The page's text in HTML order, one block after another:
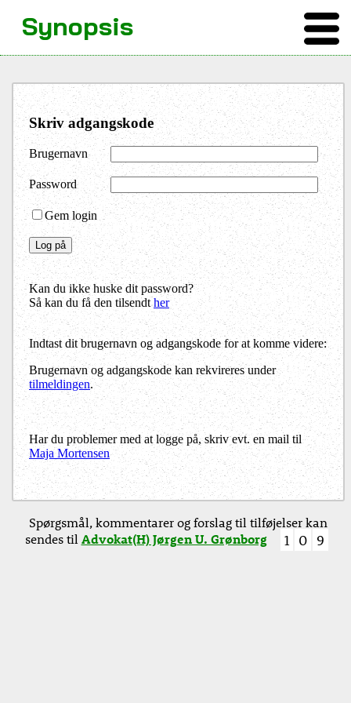
Skriv adgangskode
Brugernavn
Password
Gem login
Kan du ikke huske dit password?
Så kan du få den tilsendther
Indtast dit brugernavn og adgangskode for at komme videre:
Brugernavn og adgangskode kan rekvireres under
tilmeldingen.
Har du problemer med at logge på, skriv evt. en mail til
Maja Mortensen
Synopsis
Spørgsmål, kommentarer og forslag til tilføjelser kan
sendes tilAdvokat(H) Jørgen U. Grønborg 1 0 9